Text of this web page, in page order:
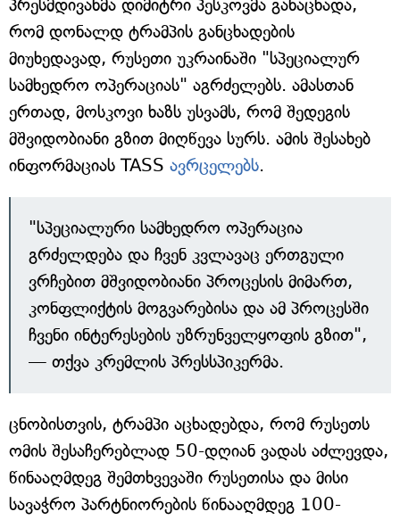
პრესმდივანმა დიმიტრი პესკოვმა განაცხადა,
რომ დონალდ ტრამპის განცხადების
მიუხედავად, რუსეთი უკრაინაში "სპეციალურ
სამხედრო ოპერაციას" აგრძელებს. ამასთან
ერთად, მოსკოვი ხაზს უსვამს, რომ შედეგის
მშვიდობიანი გზით მიღწევა სურს. ამის შესახებ
ინფორმაციას TASS ავრცელებს.
"სპეციალური სამხედრო ოპერაცია
გრძელდება და ჩვენ კვლავაც ერთგული
ვრჩებით მშვიდობიანი პროცესის მიმართ,
კონფლიქტის მოგვარებისა და ამ პროცესში
ჩვენი ინტერესების უზრუნველყოფის გზით",
— თქვა კრემლის პრესსპიკერმა.
ცნობისთვის, ტრამპი აცხადებდა, რომ რუსეთს
ომის შესაჩერებლად 50-დღიან ვადას აძლევდა,
წინააღმდეგ შემთხვევაში რუსეთისა და მისი
სავაჭრო პარტნიორების წინააღმდეგ 100-